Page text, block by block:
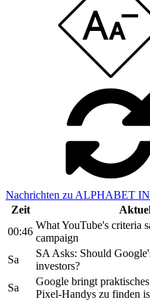
Nachrichten zu ALPHABET
Zeit
00:46
What YouTube's criteria
campaign
Sa
SA Asks: Should
investors?
Sa
Google bringt
Pixel-Handys zu finden